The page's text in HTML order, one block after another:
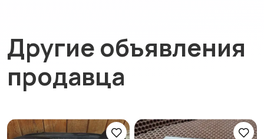
Другие объявления
продавца